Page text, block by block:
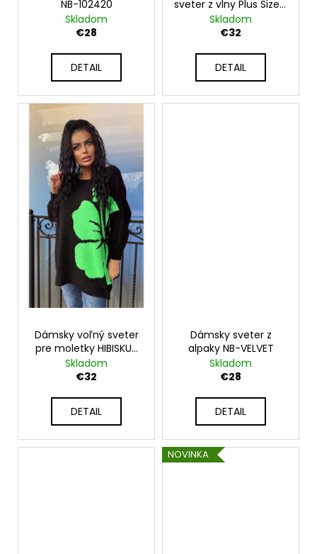
NB-102420
Skladom
€28
DETAIL
sveter z vlny Plus Size s
výstrihom do V K1925
Skladom
€32
DETAIL
Dámsky voľný sveter
pre moletky HIBISKUS
NB52505
Skladom
€32
DETAIL
Dámsky sveter z
alpaky NB-VELVET
Skladom
€28
DETAIL
NOVINKA